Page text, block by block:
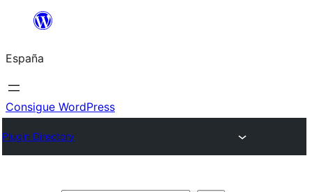
Saltar
contenido
España
Consigue WordPress
Plugin Directory